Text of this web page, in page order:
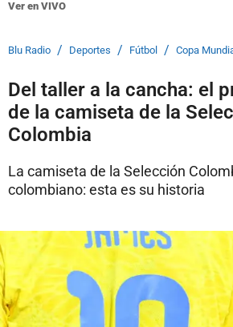
Ver en VIVO
Blu Radio / Deportes / Fútbol / Copa
Del taller a la cancha: el
de la camiseta de la
Colombia
La camiseta de la Selección
colombiano: esta es su historia